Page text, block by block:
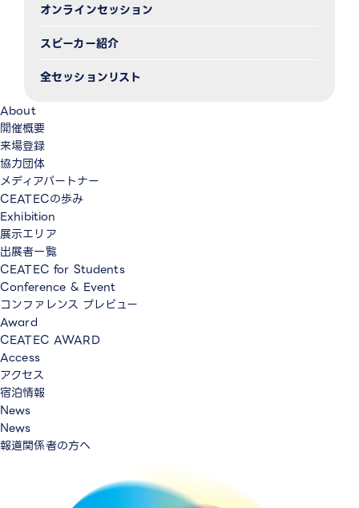
オンラインセッション
スピーカー紹介
全セッションリスト
About
開催概要
来場登録
協力団体
メディアパートナー
CEATECの歩み
Exhibition
展示エリア
出展者一覧
CEATEC for Students
Conference & Event
コンファレンス プレビュー
Award
CEATEC AWARD
Access
アクセス
宿泊情報
News
News
報道関係者の方へ